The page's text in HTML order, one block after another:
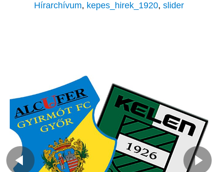
Hírarchívum, kepes_hirek_1920, slider